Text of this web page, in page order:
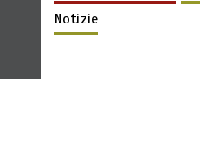
Notizie